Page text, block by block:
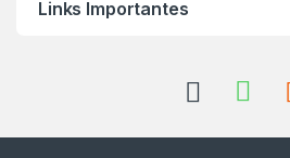
Links Importantes